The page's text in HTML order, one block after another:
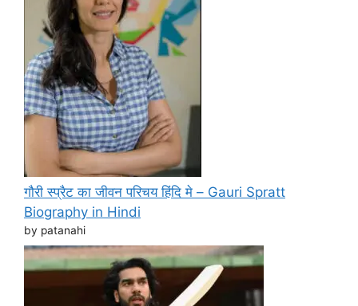
गौरी स्प्रैट का जीवन परिचय हिंदि मे – Gauri Spratt
Biography in Hindi
by patanahi